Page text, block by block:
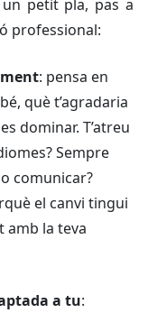
un petit pla, pas a
professional:
: pensa en
què t’agradaria
dominar. T’atreu
Sempre
comunicar?
el canvi tingui
amb la teva
a tu: